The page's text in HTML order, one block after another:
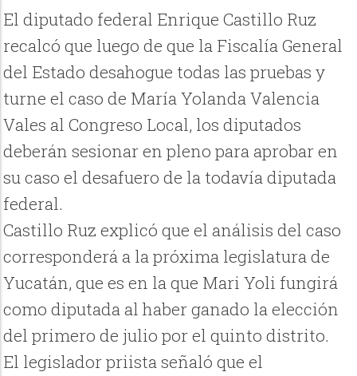
El diputado federal Enrique Castillo Ruz
recalcó que luego de que la Fiscalía General
del Estado desahogue todas las pruebas y
turne el caso de María Yolanda Valencia
Vales al Congreso Local, los diputados
deberán sesionar en pleno para aprobar en
su caso el desafuero de la todavía diputada
federal.
Castillo Ruz explicó que el análisis del caso
corresponderá a la próxima legislatura de
Yucatán, que es en la que Mari Yoli fungirá
como diputada al haber ganado la elección
del primero de julio por el quinto distrito.
El legislador priista señaló que el